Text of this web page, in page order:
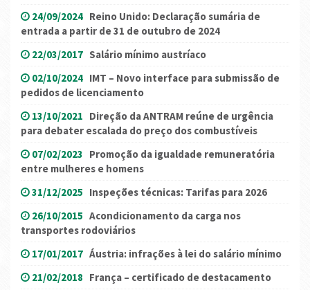
24/09/2024 Reino Unido: Declaração sumária de
entrada a partir de 31 de outubro de 2024
22/03/2017 Salário mínimo austríaco
02/10/2024 IMT – Novo interface para submissão de
pedidos de licenciamento
13/10/2021 Direção da ANTRAM reúne de urgência
para debater escalada do preço dos combustíveis
07/02/2023 Promoção da igualdade remuneratória
entre mulheres e homens
31/12/2025 Inspeções técnicas: Tarifas para 2026
26/10/2015 Acondicionamento da carga nos
transportes rodoviários
17/01/2017 Áustria: infrações à lei do salário mínimo
21/02/2018 França – certificado de destacamento